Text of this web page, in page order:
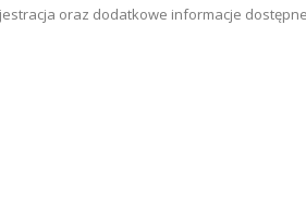
oraz dodatkowe informacje